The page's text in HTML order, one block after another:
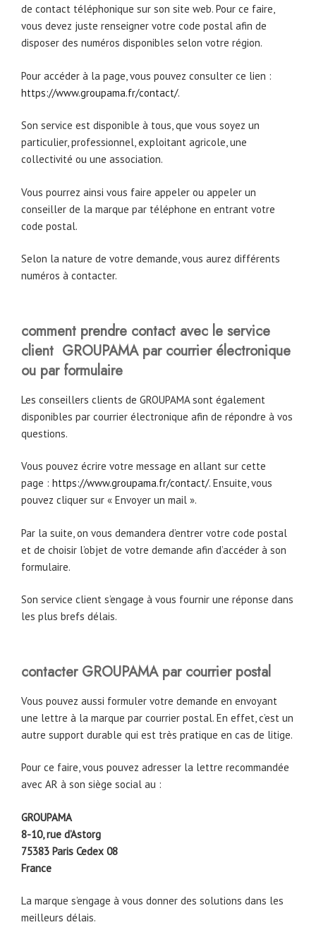
de contact téléphonique sur son site web. Pour ce faire,
vous devez juste renseigner votre code postal afin de
disposer des numéros disponibles selon votre région.
Pour accéder à la page, vous pouvez consulter ce lien :
https://www.groupama.fr/contact/.
Son service est disponible à tous, que vous soyez un
particulier, professionnel, exploitant agricole, une
collectivité ou une association.
Vous pourrez ainsi vous faire appeler ou appeler un
conseiller de la marque par téléphone en entrant votre
code postal.
Selon la nature de votre demande, vous aurez différents
numéros à contacter.
comment prendre contact avec le service
client GROUPAMA par courrier électronique
ou par formulaire
Les conseillers clients de GROUPAMA sont également
disponibles par courrier électronique afin de répondre à vos
questions.
Vous pouvez écrire votre message en allant sur cette
page : https://www.groupama.fr/contact/. Ensuite, vous
pouvez cliquer sur « Envoyer un mail ».
Par la suite, on vous demandera d’entrer votre code postal
et de choisir l’objet de votre demande afin d’accéder à son
formulaire.
Son service client s’engage à vous fournir une réponse dans
les plus brefs délais.
contacter GROUPAMA par courrier postal
Vous pouvez aussi formuler votre demande en envoyant
une lettre à la marque par courrier postal. En effet, c’est un
autre support durable qui est très pratique en cas de litige.
Pour ce faire, vous pouvez adresser la lettre recommandée
avec AR à son siège social au :
GROUPAMA
8-10, rue d’Astorg
75383 Paris Cedex 08
France
La marque s’engage à vous donner des solutions dans les
meilleurs délais.